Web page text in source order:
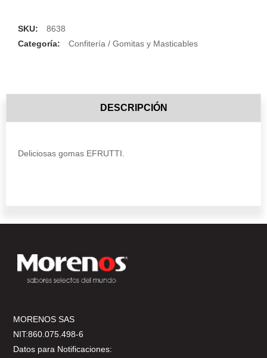
SKU:
8638
Categoría:
Confitería / Gomitas y Masticables
DESCRIPCIÓN
Deliciosas gomas EFRUTTI.
MORENOS SAS
NIT:860.075.498-6
Datos para Notificaciones: